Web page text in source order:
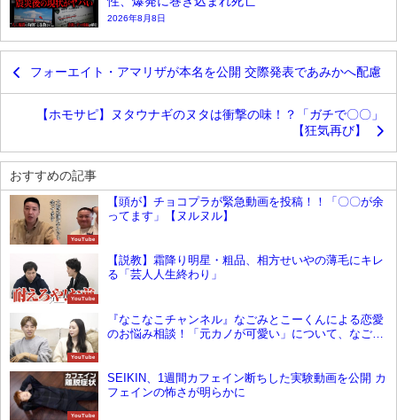
2026年8月8日
フォーエイト・アマリザが本名を公開 交際発表であみかへ配慮
【ホモサピ】ヌタウナギのヌタは衝撃の味！？「ガチで〇〇」
【狂気再び】
おすすめの記事
YouTube
【頭が】チョコプラが緊急動画を投稿！！「〇〇が余
ってます」【ヌルヌル】
YouTube
【説教】霜降り明星・粗品、相方せいやの薄毛にキレ
る「芸人人生終わり」
YouTube
『なこなこチャンネル』なごみとこーくんによる恋愛
のお悩み相談！「元カノが可愛い」について、なごみ
YouTube
SEIKIN、1週間カフェイン断ちした実験動画を公開 カ
フェインの怖さが明らかに